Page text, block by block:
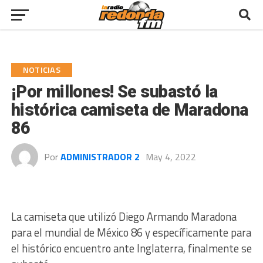
NOTICIAS
¡Por millones! Se subastó la
histórica camiseta de Maradona
86
PorADMINISTRADOR 2 May 4, 2022
La camiseta que utilizó Diego Armando Maradona
para el mundial de México 86 y específicamente para
el histórico encuentro ante Inglaterra, finalmente se